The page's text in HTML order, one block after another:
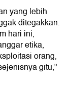
yang lebih
ditegakkan.
hari ini,
etika,
orang,
gitu,"